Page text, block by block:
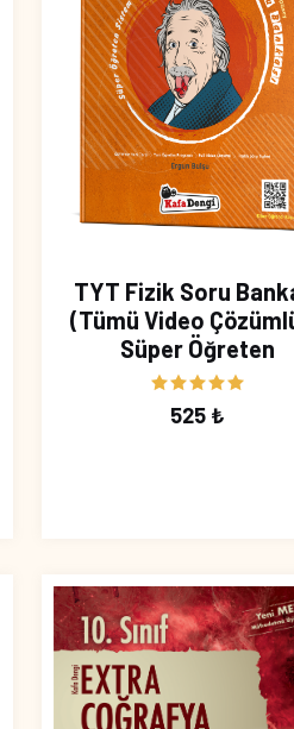
TYT Fizik Soru
(Tümü Video
Süper Öğreten
525 ₺